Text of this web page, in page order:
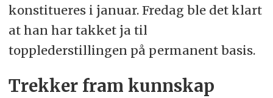
konstitueres i januar. Fredag ble det klart
at han har takket ja til
topplederstillingen på permanent basis.
Trekker fram kunnskap